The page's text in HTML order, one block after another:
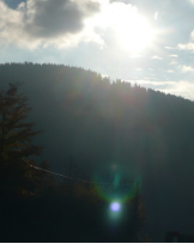
Test de ma camera HD170 avec de la musique